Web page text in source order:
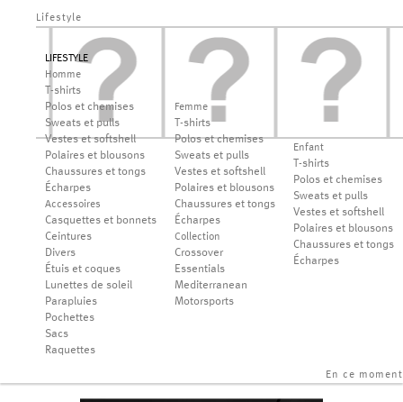
Lifestyle
LIFESTYLE
Homme
T-shirts
Polos et chemises
Sweats et pulls
Vestes et softshell
Polaires et blousons
Chaussures et tongs
Écharpes
Accessoires
Casquettes et bonnets
Ceintures
Divers
Étuis et coques
Lunettes de soleil
Parapluies
Pochettes
Sacs
Raquettes
Femme
T-shirts
Polos et chemises
Sweats et pulls
Vestes et softshell
Polaires et blousons
Chaussures et tongs
Écharpes
Collection
Crossover
Essentials
Mediterranean
Motorsports
Enfant
T-shirts
Polos et chemises
Sweats et pulls
Vestes et softshell
Polaires et blousons
Chaussures et tongs
Écharpes
En ce moment